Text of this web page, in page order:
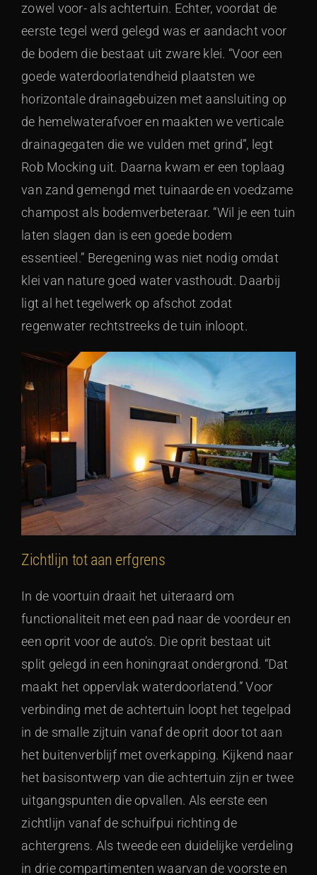
zowel voor- als achtertuin. Echter, voordat de
eerste tegel werd gelegd was er aandacht voor
de bodem die bestaat uit zware klei. “Voor een
goede waterdoorlatendheid plaatsten we
horizontale drainagebuizen met aansluiting op
de hemelwaterafvoer en maakten we verticale
drainagegaten die we vulden met grind”, legt
Rob Mocking uit. Daarna kwam er een toplaag
van zand gemengd met tuinaarde en voedzame
champost als bodemverbeteraar. “Wil je een tuin
laten slagen dan is een goede bodem
essentieel.” Beregening was niet nodig omdat
klei van nature goed water vasthoudt. Daarbij
ligt al het tegelwerk op afschot zodat
regenwater rechtstreeks de tuin inloopt.
Zichtlijn tot aan erfgrens
In de voortuin draait het uiteraard om
functionaliteit met een pad naar de voordeur en
een oprit voor de auto’s. Die oprit bestaat uit
split gelegd in een honingraat ondergrond. “Dat
maakt het oppervlak waterdoorlatend.” Voor
verbinding met de achtertuin loopt het tegelpad
in de smalle zijtuin vanaf de oprit door tot aan
het buitenverblijf met overkapping. Kijkend naar
het basisontwerp van die achtertuin zijn er twee
uitgangspunten die opvallen. Als eerste een
zichtlijn vanaf de schuifpui richting de
achtergrens. Als tweede een duidelijke verdeling
in drie compartimenten waarvan de voorste en